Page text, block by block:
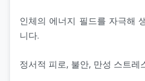
인체의 에너지 필드를 자극해
니다.
정서적 피로, 불안, 만성 스트레